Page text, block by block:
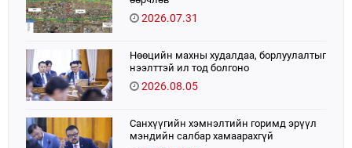
2026.07.31
Нөөцийн махны худалдаа, борлуулалтыг
нээлттэй ил тод болгоно
2026.08.05
Санхүүгийн хэмнэлтийн горимд эрүүл
мэндийн салбар хамаарахгүй